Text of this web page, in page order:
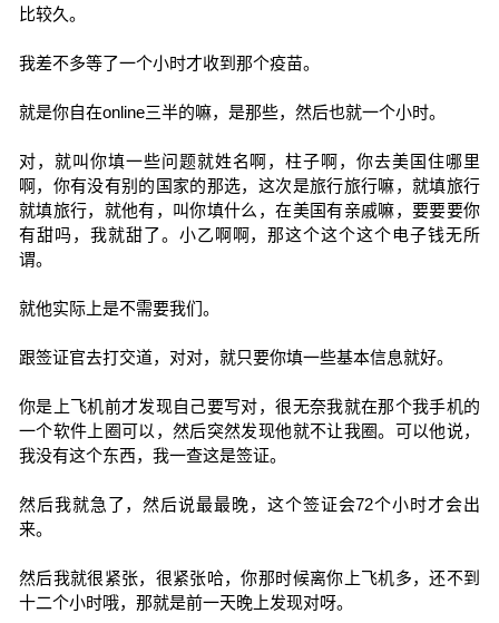
比较久。
我差不多等了一个小时才收到那个疫苗。
就是你自在online三半的嘛，是那些，然后也就一个小时。
对，就叫你填一些问题就姓名啊，柱子啊，你去美国住哪里
啊，你有没有别的国家的那选，这次是旅行旅行嘛，就填旅行
就填旅行，就他有，叫你填什么，在美国有亲戚嘛，要要要你
有甜吗，我就甜了。小乙啊啊，那这个这个这个电子钱无所
谓。
就他实际上是不需要我们。
跟签证官去打交道，对对，就只要你填一些基本信息就好。
你是上飞机前才发现自己要写对，很无奈我就在那个我手机的
一个软件上圈可以，然后突然发现他就不让我圈。可以他说，
我没有这个东西，我一查这是签证。
然后我就急了，然后说最最晚，这个签证会72个小时才会出
来。
然后我就很紧张，很紧张哈，你那时候离你上飞机多，还不到
十二个小时哦，那就是前一天晚上发现对呀。